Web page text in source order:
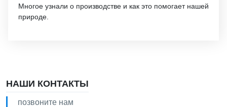
Многое узнали о производстве и как это помогает нашей
природе.
НАШИ КОНТАКТЫ
позвоните нам